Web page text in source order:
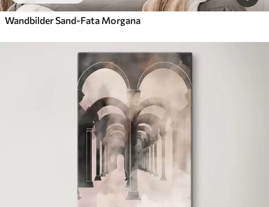
Wandbilder Sand-Fata Morgana